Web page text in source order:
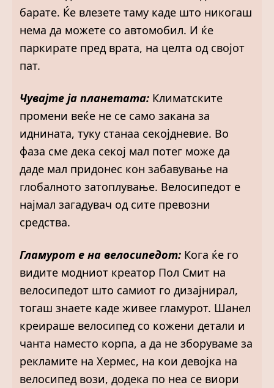
барате. Ќе влезете таму каде што никогаш
нема да можете со автомобил. И ќе
паркирате пред врата, на целта од својот
пат.
Чувајте ја планетата: Климатските
промени веќе не се само закана за
иднината, туку станаа секојдневие. Во
фаза сме дека секој мал потег може да
даде мал придонес кон забавување на
глобалното затоплување. Велосипедот е
најмал загадувач од сите превозни
средства.
Гламурот е на велосипедот: Кога ќе го
видите модниот креатор Пол Смит на
велосипедот што самиот го дизајнирал,
тогаш знаете каде живее гламурот. Шанел
креираше велосипед со кожени детали и
чанта наместо корпа, а да не зборуваме за
рекламите на Хермес, на кои девојка на
велосипед вози, додека по неа се виори